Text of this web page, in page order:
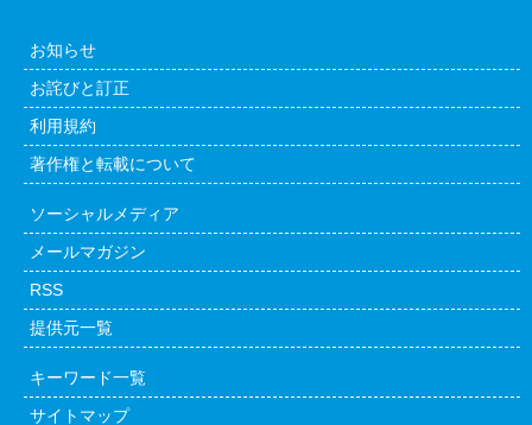
お知らせ
お詫びと訂正
利用規約
著作権と転載について
ソーシャルメディア
メールマガジン
RSS
提供元一覧
キーワード一覧
サイトマップ